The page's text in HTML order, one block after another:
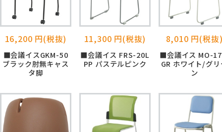
16,200 円(税抜)
■会議イスGKM-50
ブラック肘無キャス
タ脚
11,300 円(税抜)
■会議イス FRS-20L
PP パステルピンク
8,010 円(税抜
■会議イス MO-
GR ホワイト/グ
ン